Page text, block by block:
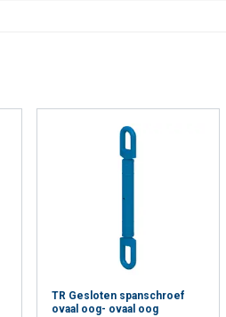
TR Gesloten spanschroef
ovaal oog- ovaal oog